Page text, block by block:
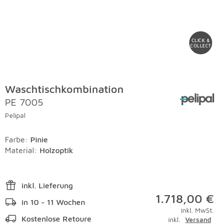
CLICK &
COLLECT
Waschtischkombination
PE 7005
Pelipal
Farbe: Pinie
Material: Holzoptik
inkl. Lieferung
in 10 - 11 Wochen
Kostenlose Retoure
1.718,00 €
inkl. MwSt.
inkl.
Versand